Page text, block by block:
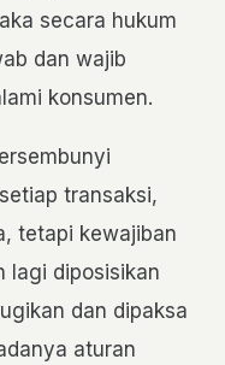
secara hukum
dan wajib
konsumen.
transaksi,
tetapi kewajiban
lagi diposisikan
dan dipaksa
aturan